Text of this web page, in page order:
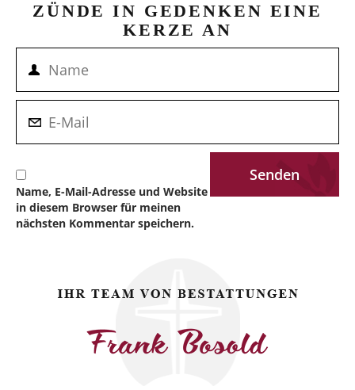
ZÜNDE IN GEDENKEN EINE
KERZE AN
Name, E-Mail-Adresse und Website
in diesem Browser für meinen
nächsten Kommentar speichern.